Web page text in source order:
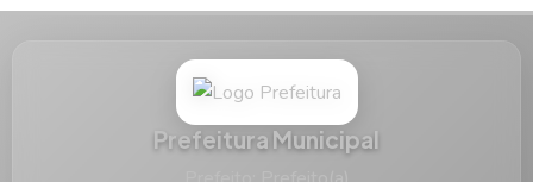
Prefeitura Municipal